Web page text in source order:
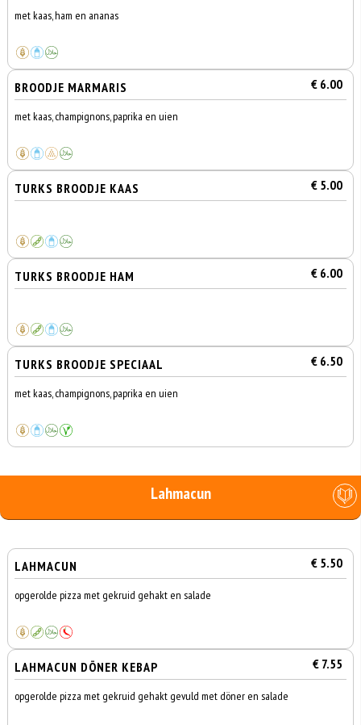
met kaas, ham en ananas
BROODJE MARMARIS € 6.00
met kaas, champignons, paprika en uien
TURKS BROODJE KAAS € 5.00
TURKS BROODJE HAM € 6.00
TURKS BROODJE SPECIAAL € 6.50
met kaas, champignons, paprika en uien
Lahmacun
LAHMACUN € 5.50
opgerolde pizza met gekruid gehakt en salade
LAHMACUN DÖNER KEBAP € 7.55
opgerolde pizza met gekruid gehakt gevuld met döner en salade